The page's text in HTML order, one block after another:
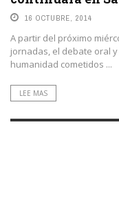
16 OCTUBRE, 2014
A partir del próximo
jornadas, el debate oral
humanidad cometidos ...
LEE MAS